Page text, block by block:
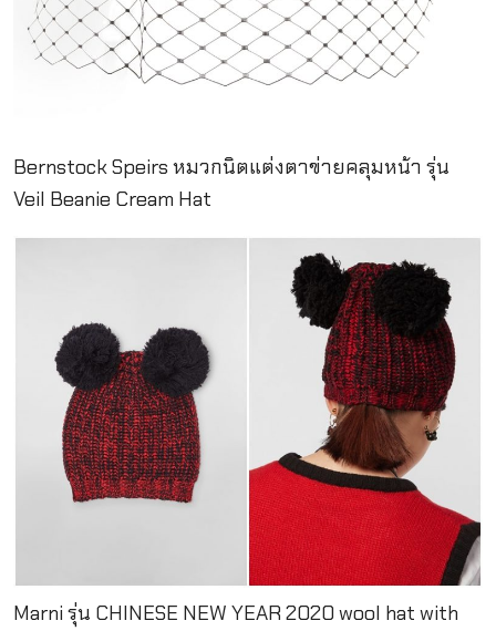
Bernstock Speirs หมวกนิตแต่งตาข่ายคลุมหน้า รุ่น
Veil Beanie Cream Hat
Marni รุ่น CHINESE NEW YEAR 2020 wool hat with